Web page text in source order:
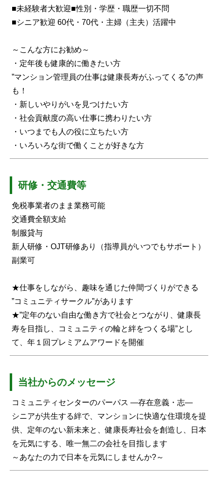
■未経験者大歓迎■性別・学歴・職歴一切不問
■シニア歓迎 60代・70代・主婦（主夫）活躍中
～こんな方にお勧め～
・定年後も健康的に働きたい方
”マンション管理員の仕事は健康長寿がふってくる”の声
も！
・新しいやりがいを見つけたい方
・社会貢献度の高い仕事に携わりたい方
・いつまでも人の役に立ちたい方
・いろいろな街で働くことが好きな方
研修・交通費等
免税事業者のまま業務可能
交通費全額支給
制服貸与
新人研修・OJT研修あり（指導員がいつでもサポート）
副業可
★仕事をしながら、趣味を通じた仲間づくりができる
”コミュニティサークル”があります
★”定年のない自由な働き方で社会とつながり、健康長
寿を目指し、コミュニティの輪と絆をつくる場”とし
て、年１回プレミアムアワードを開催
当社からのメッセージ
コミュニティセンターのパーパス ―存在意義・志―
シニアが共生する絆で、マンションに快適な住環境を提
供、定年のない新未来と、健康長寿社会を創造し、日本
を元気にする、唯一無二の会社を目指します
～あなたの力で日本を元気にしませんか?～